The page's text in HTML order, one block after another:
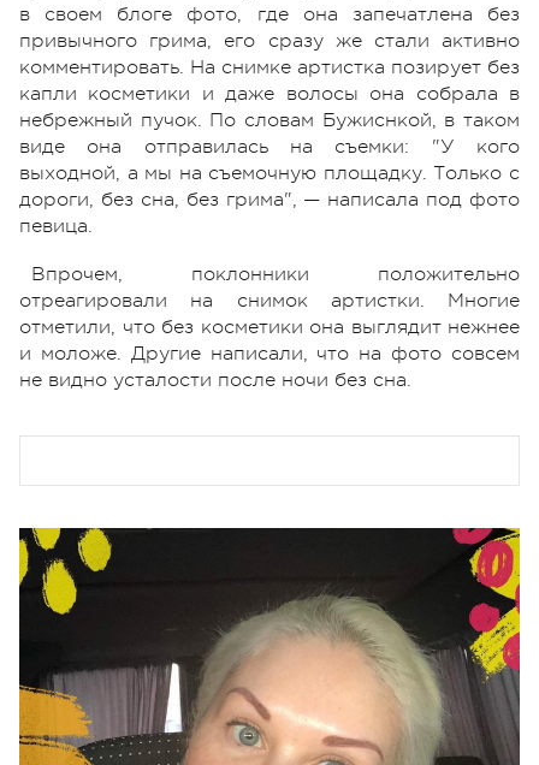
в своем блоге фото, где она запечатлена без
привычного грима, его сразу же стали активно
комментировать. На снимке артистка позирует без
капли косметики и даже волосы она собрала в
небрежный пучок. По словам Бужиснкой, в таком
виде она отправилась на съемки: "У кого
выходной, а мы на съемочную площадку. Только с
дороги, без сна, без грима", — написала под фото
певица.
Впрочем, поклонники положительно
отреагировали на снимок артистки. Многие
отметили, что без косметики она выглядит нежнее
и моложе. Другие написали, что на фото совсем
не видно усталости после ночи без сна.